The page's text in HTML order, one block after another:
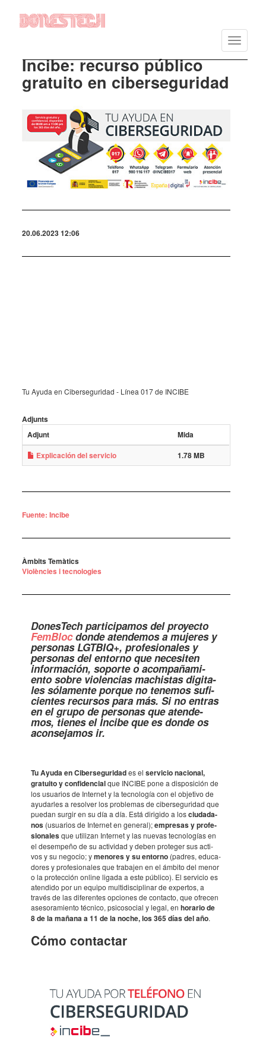
Vés
Toggle
Incibe: recurso público
gratuito en ciberseguridad
20.06.2023 12:06
Tu Ayuda en Ciberseguridad - Línea 017 de INCIBE
Adjunts
Adjunt
Mida
Explicación del servicio
1.78 MB
Fuente: Incibe
Àmbits Temàtics
Violències i tecnologies
Dones­Tech parti­ci­pa­mos del proyecto
FemBlocdonde aten­de­mos a muje­res y
perso­nas LGTBIQ+, profe­si­o­na­les y
perso­nas del entorno que nece­si­ten
infor­ma­ción, soporte o acom­paña­mi­
ento sobre violen­cias machis­tas digi­ta­
les sóla­mente porque no tene­mos sufi­
ci­en­tes recur­sos para más. Si no entras
en el grupo de perso­nas que aten­de­
mos, tienes el Incibe que es donde os
acon­se­ja­mos ir.
Tu Ayuda en Ciber­se­gu­ri­dades elservi­cio naci­o­nal,
gratuito y confi­den­cialque INCIBE pone a dispo­si­ción de
los usua­rios de Inter­net y la tecno­lo­gía con el obje­tivo de
ayudar­les a resol­ver los proble­mas de ciber­se­gu­ri­dad que
puedan surgir en su día a día. Está diri­gido a losciuda­da­
nos (usua­rios de Inter­net en gene­ral);empre­sas y profe­
si­o­na­lesque utili­zan Inter­net y las nuevas tecno­lo­gías en
el desem­peño de su acti­vi­dad y deben prote­ger sus acti­
vos y su nego­cio; ymeno­res y su entorno (padres, educa­
do­res y profe­si­o­na­les que traba­jen en el ámbito del menor
o la protec­ción online ligada a este público). El servi­cio es
aten­dido por un equipo multi­dis­ci­pli­nar de exper­tos, a
través de las dife­ren­tes opci­o­nes de contacto, que ofre­cen
aseso­ra­mi­ento técnico, psico­so­cial y legal, enhora­rio de
8 de la mañana a 11 de la noche, los 365 días del año.
Cómo contac­tar